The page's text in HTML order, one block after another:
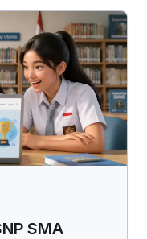
SMA